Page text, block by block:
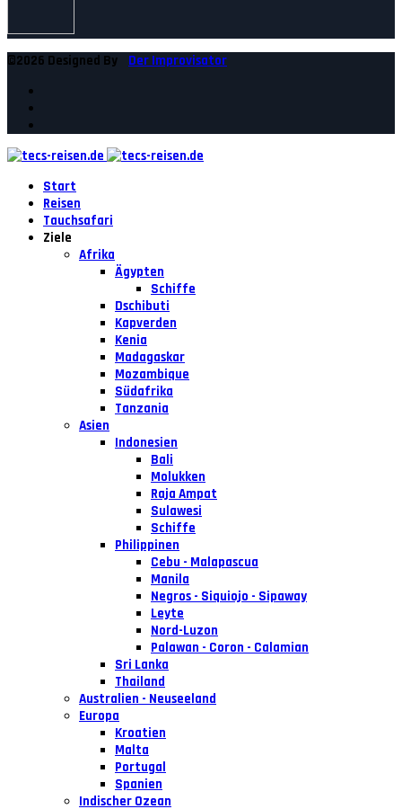
©2026 Designed By Der Improvisator
Start
Reisen
Tauchsafari
Ziele
Afrika
Ägypten
Schiffe
Dschibuti
Kapverden
Kenia
Madagaskar
Mozambique
Südafrika
Tanzania
Asien
Indonesien
Bali
Molukken
Raja Ampat
Sulawesi
Schiffe
Philippinen
Cebu - Malapascua
Manila
Negros - Siquiojo - Sipaway
Leyte
Nord-Luzon
Palawan - Coron - Calamian
Sri Lanka
Thailand
Australien - Neuseeland
Europa
Kroatien
Malta
Portugal
Spanien
Indischer Ozean